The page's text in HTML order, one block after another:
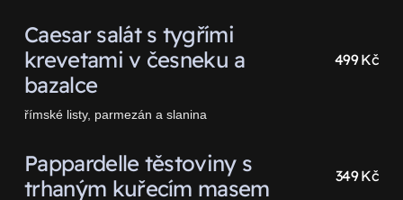
Caesar salát s tygřími
krevetami v česneku a
bazalce
499 Kč
římské listy, parmezán a slanina
Pappardelle těstoviny s
trhaným kuřecím masem
349 Kč